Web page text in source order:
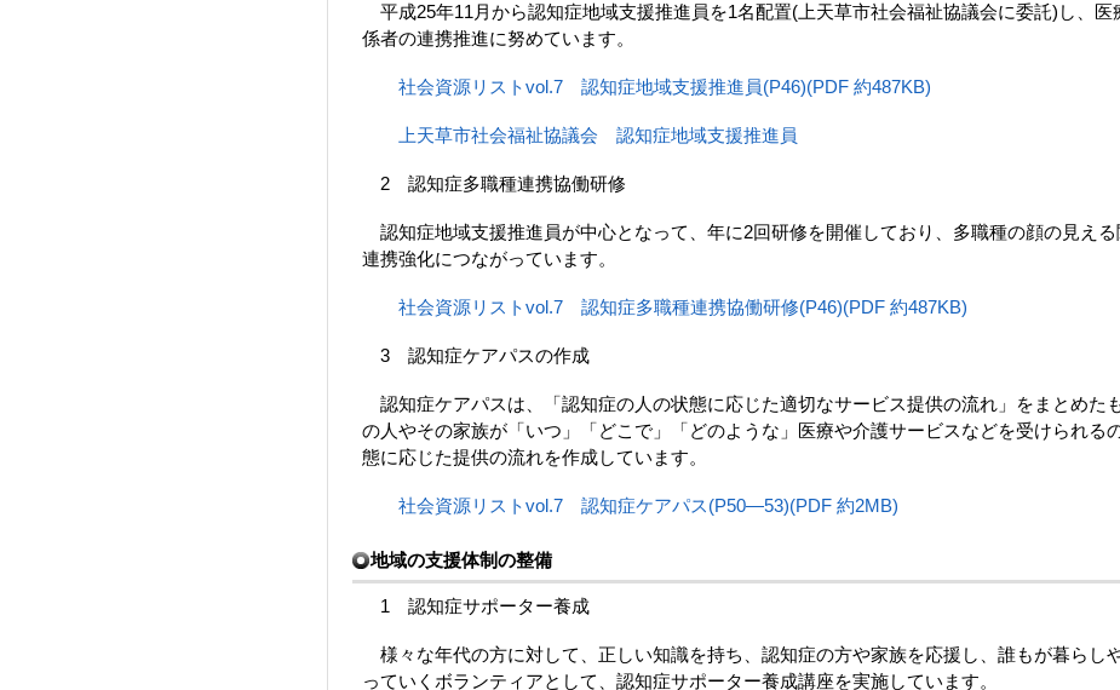
平成25年11月から認知症地域支援推進員を1名配置(上天草市社会福祉協議会に委託)し、医
係者の連携推進に努めています。
社会資源リストvol.7 認知症地域支援推進員(P46)(PDF 約487KB)
上天草市社会福祉協議会 認知症地域支援推進員
2 認知症多職種連携協働研修
認知症地域支援推進員が中心となって、年に2回研修を開催しており、多職種の顔の見える
連携強化につながっています。
社会資源リストvol.7 認知症多職種連携協働研修(P46)(PDF 約487KB)
3 認知症ケアパスの作成
認知症ケアパスは、「認知症の人の状態に応じた適切なサービス提供の流れ」をまとめた
の人やその家族が「いつ」「どこで」「どのような」医療や介護サービスなどを受けられる
態に応じた提供の流れを作成しています。
社会資源リストvol.7 認知症ケアパス(P50―53)(PDF 約2MB)
地域の支援体制の整備
1 認知症サポーター養成
様々な年代の方に対して、正しい知識を持ち、認知症の方や家族を応援し、誰もが暮らし
っていくボランティアとして、認知症サポーター養成講座を実施しています。